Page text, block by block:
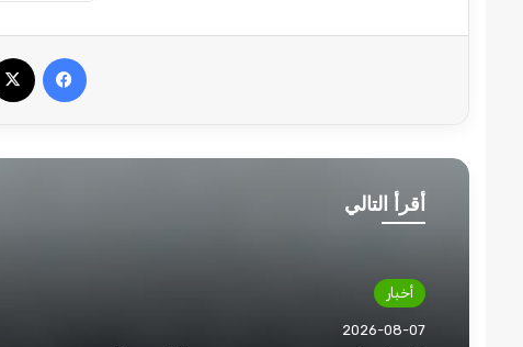
فيسبوك
أقرأ التالي
أخبار
2026-08-07